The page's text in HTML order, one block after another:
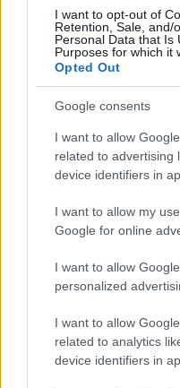
I want to opt-out of
Retention, Sale, and/
Personal Data that Is
Purposes for which it
Opted Out
Google consents
I want to allow
related to advertising
device identifiers in
I want to allow my
Google for online
I want to allow
personalized
I want to allow
related to analytics
device identifiers in
SOSTENIBILITÀ
Agenda sostenibile:
settimana
Andrea Innocenti · 8 Ago 2026